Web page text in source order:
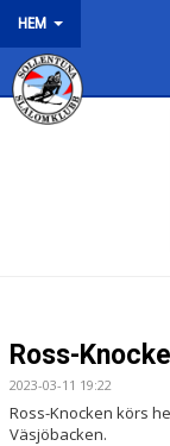
HEM
HEM
Ross-
2023-03-11 19:22
Ross-Knocken körs
Väsjöbacken.